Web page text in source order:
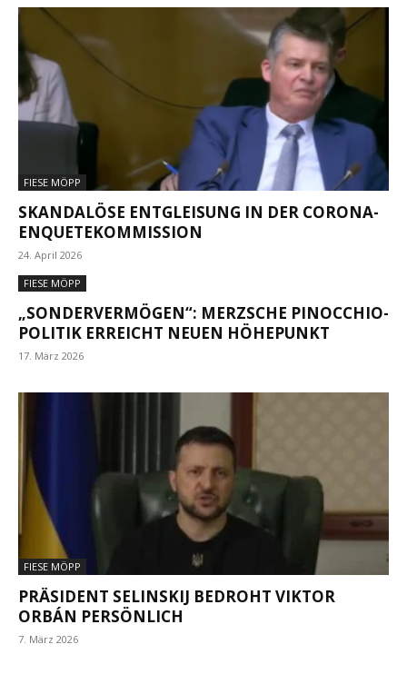
FIESE MÖPP
SKANDALÖSE ENTGLEISUNG IN DER CORONA-
ENQUETEKOMMISSION
24. April 2026
FIESE MÖPP
„SONDERVERMÖGEN“: MERZSCHE PINOCCHIO-
POLITIK ERREICHT NEUEN HÖHEPUNKT
17. März 2026
FIESE MÖPP
PRÄSIDENT SELINSKIJ BEDROHT VIKTOR
ORBÁN PERSÖNLICH
7. März 2026